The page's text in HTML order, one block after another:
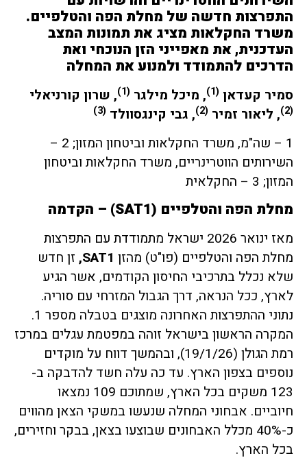
התפרצות חדשה של מחלת הפה והטלפיים.
משרד החקלאות מציג את תמונות המצב
העדכנית, את מאפייני הזן הנוכחי ואת
הדרכים להתמודד ולמנוע את המחלה
סמיר קעדאן (1) , מיכל מילגר (1) , שרון קורניאלי
(2) , ליאור זמיר (2) , גבי קינגסוולד (3)
1 – שה"מ, משרד החקלאות וביטחון המזון; 2 –
השירותים הווטרינריים, משרד החקלאות וביטחון
המזון; 3 – החקלאית
מחלת הפה והטלפיים (SAT1) – הקדמה
מאז ינואר 2026 ישראל מתמודדת עם התפרצות
מחלת הפה והטלפיים (פו"ט) מהזן SAT1
, זן חדש
שלא נכלל בתרכיבי החיסון הקודמים, אשר הגיע
לארץ, ככל הנראה, דרך הגבול המזרחי עם סוריה.
נתוני ההתפרצות האחרונה מוצגים בטבלה מספר 1.
המקרה הראשון בישראל זוהה במפטמת עגלים במרכז
רמת הגולן (19/1/26), ובהמשך דווח על מוקדים
נוספים בצפון הארץ. עד כה עלה חשד להדבקה ב-
123 משקים בכל הארץ, שמתוכם 109 נמצאו
חיוביים. אבחוני המחלה שנעשו במשקי הצאן מהווים
כ-40% מכלל האבחונים שבוצעו בצאן, בבקר וחזירים,
בכל הארץ.